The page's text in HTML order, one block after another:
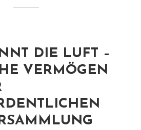
DIE LUFT –
VERMÖGEN
H